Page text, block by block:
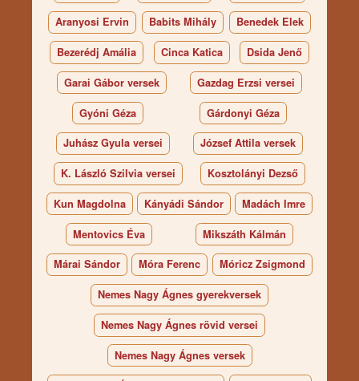
Aranyosi Ervin Babits Mihály Benedek Elek
Bezerédj Amália Cinca Katica Dsida Jenő
Garai Gábor versek Gazdag Erzsi versei
Gyóni Géza Gárdonyi Géza
Juhász Gyula versei József Attila versek
K. László Szilvia versei Kosztolányi Dezső
Kun Magdolna Kányádi Sándor Madách Imre
Mentovics Éva Mikszáth Kálmán
Márai Sándor Móra Ferenc Móricz Zsigmond
Nemes Nagy Ágnes gyerekversek
Nemes Nagy Ágnes rövid versei
Nemes Nagy Ágnes versek